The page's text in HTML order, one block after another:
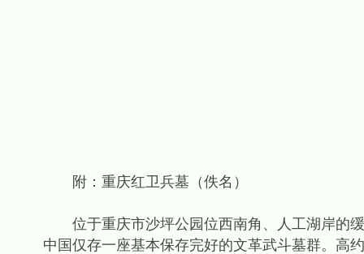
附：重庆红卫兵墓（佚名）
位于重庆市沙坪公园位西南角、人工湖岸的缓
中国仅存一座基本保存完好的文革武斗墓群。高